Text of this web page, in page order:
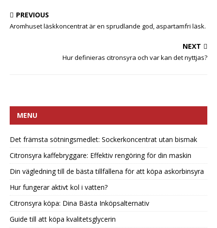
PREVIOUS
Aromhuset läskkoncentrat är en sprudlande god, aspartamfri läsk.
NEXT
Hur definieras citronsyra och var kan det nyttjas?
MENU
Det främsta sötningsmedlet: Sockerkoncentrat utan bismak
Citronsyra kaffebryggare: Effektiv rengöring för din maskin
Din vägledning till de bästa tillfällena för att köpa askorbinsyra
Hur fungerar aktivt kol i vatten?
Citronsyra köpa: Dina Bästa Inköpsalternativ
Guide till att köpa kvalitetsglycerin